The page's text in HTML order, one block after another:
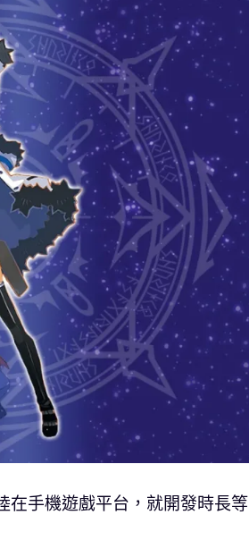
在手機遊戲平台，就開發時長等